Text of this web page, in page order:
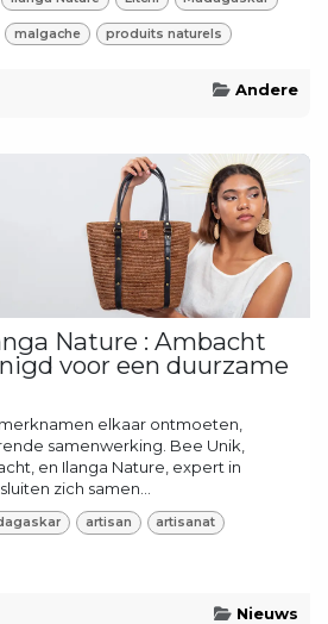
malgache produits naturels
Andere
Nature : Ambacht
voor een duurzame
elkaar ontmoeten,
samenwerking. Bee Unik,
en Ilanga Nature, expert in
zich samen...
artisan artisanat
Nieuws